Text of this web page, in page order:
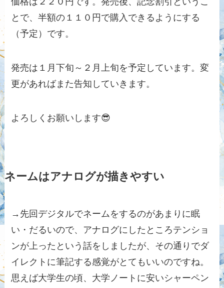
とで、半額の１１０円で購入できるようにする
（予定）です。
発売は１月下旬～２月上旬を予定しています。変
更があればまた告知していきます。
よろしくお願いします😎
ネームはアナログが描きやすい
→先回デジタルでネームをするのがあまりに眠
い・だるいので、アナログにしたところテンショ
ンが上ったという話をしましたが、その通りでダ
イレクトに筆記する感覚がとてもいいのですね。
思えば大学生の頃、大学ノートに安いシャーペン